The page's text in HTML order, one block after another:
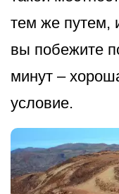
тем же путем,
вы побежите
минут –
условие.